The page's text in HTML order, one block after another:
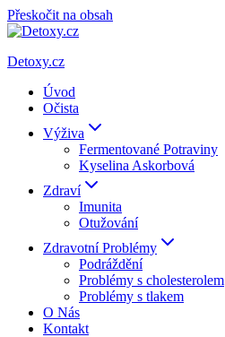
Přeskočit na obsah
Detoxy.cz
Úvod
Očista
Výživa
Fermentované Potraviny
Kyselina Askorbová
Zdraví
Imunita
Otužování
Zdravotní Problémy
Podráždění
Problémy s cholesterolem
Problémy s tlakem
O Nás
Kontakt